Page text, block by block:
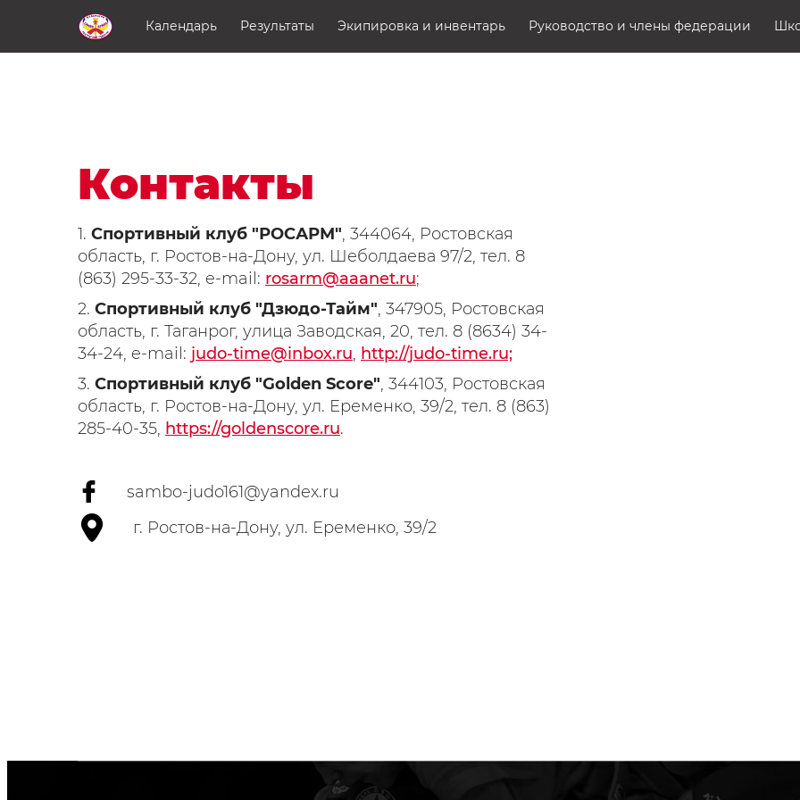
Перейти к основному содержанию
Календарь Результаты Экипировка и инвентарь Руководство и члены федерации
Контакты
1. Спортивный клуб "РОСАРМ", 344064, Ростовская
область, г. Ростов-на-Дону, ул. Шеболдаева 97/2, тел. 8
(863) 295-33-32, e-mail: rosarm@aaanet.ru;
2. Спортивный клуб "Дзюдо-Тайм", 347905, Ростовская
область, г. Таганрог, улица Заводская, 20, тел. 8 (8634) 34-
34-24, e-mail: judo-time@inbox.ru, http://judo-time.ru;
3. Спортивный клуб "Golden Score", 344103, Ростовская
область, г. Ростов-на-Дону, ул. Еременко, 39/2, тел. 8 (863)
285-40-35, https://goldenscore.ru.
sambo-judo161@yandex.ru
г. Ростов-на-Дону, ул. Еременко, 39/2